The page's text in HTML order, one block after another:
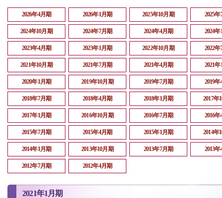
2026年4月期 2026年1月期 2025年10月期 2025
2024年10月期 2024年7月期 2024年4月期 2024
2023年4月期 2023年1月期 2022年10月期 2022
2021年10月期 2021年7月期 2021年4月期 2021
2020年1月期 2019年10月期 2019年7月期 2019
2018年7月期 2018年4月期 2018年1月期 2017年
2017年1月期 2016年10月期 2016年7月期 2016
2015年7月期 2015年4月期 2015年1月期 2014年
2014年1月期 2013年10月期 2013年7月期 2013
2012年7月期 2012年4月期
2021年1月期